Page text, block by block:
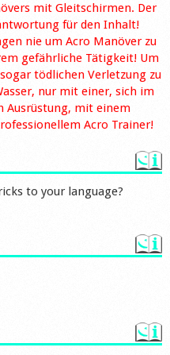
mit Gleitschirmen. Der
für den Inhalt!
nie um Acro Manöver zu
gefährliche Tätigkeit! Um
tödlichen Verletzung zu
nur mit einer, sich im
Ausrüstung, mit einem
Acro Trainer!
to your language?